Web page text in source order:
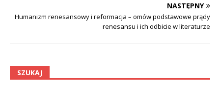
NASTĘPNY
Humanizm renesansowy i reformacja – omów podstawowe prądy
renesansu i ich odbicie w literaturze
SZUKAJ